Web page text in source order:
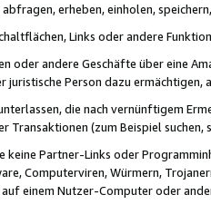
erheben, einholen,
Links oder andere
oder andere Geschäfte über eine
juristische Person dazu
die nach vernünftigem
Transaktionen (zum Beispiel
keine Partner-Links oder
Computerviren, Würmern,
einem Nutzer-Computer oder